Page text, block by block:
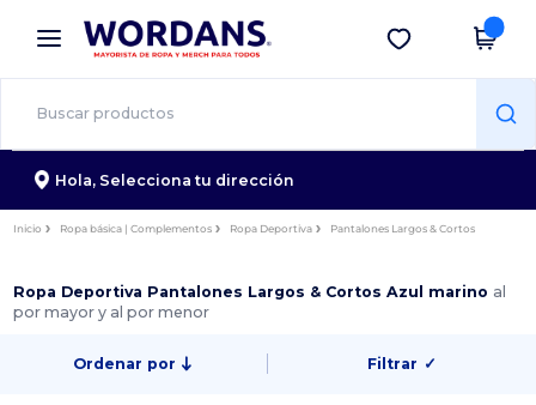
× App de Wordans
¡Mejores precios en app!
Descargar app
Hola, Selecciona tu dirección
Inicio Ropa básica | Complementos Ropa Deportiva Pantalones Largos & Cortos
Ropa Deportiva Pantalones Largos & Cortos Azul marino al
por mayor y al por menor
Ordenar por Filtrar ✓